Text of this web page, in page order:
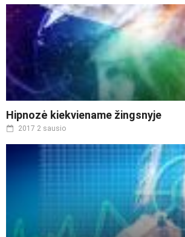
Hipnozė kiekviename žingsnyje
2017 2 sausio